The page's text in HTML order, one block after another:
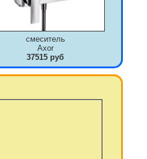
смеситель
Axor
37515 руб